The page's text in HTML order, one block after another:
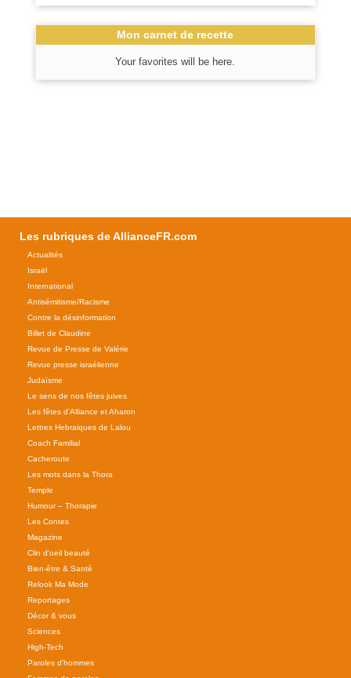
Mon carnet de recette
Your favorites will be here.
Les rubriques de AllianceFR.com
Actualités
Israël
International
Antisémitisme/Racisme
Contre la désinformation
Billet de Claudine
Revue de Presse de Valérie
Revue presse israélienne
Judaïsme
Le sens de nos fêtes juives
Les fêtes d'Alliance et Aharon
Lettres Hebraiques de Lalou
Coach Familial
Cacheroute
Les mots dans la Thora
Temple
Humour – Thorapie
Les Contes
Magazine
Clin d'oeil beauté
Bien-être & Santé
Relook Ma Mode
Reportages
Décor & vous
Sciences
High-Tech
Paroles d'hommes